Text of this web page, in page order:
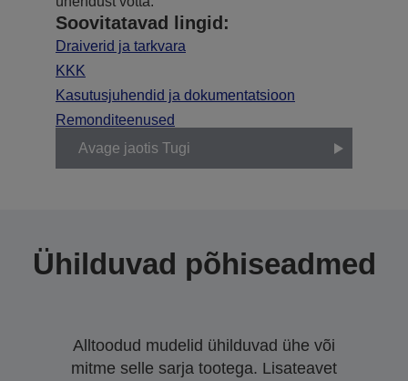
Soovitatavad lingid:
Draiverid ja tarkvara
KKK
Kasutusjuhendid ja dokumentatsioon
Remonditeenused
Avage jaotis Tugi
Ühilduvad põhiseadmed
Alltoodud mudelid ühilduvad ühe või
mitme selle sarja tootega. Lisateavet